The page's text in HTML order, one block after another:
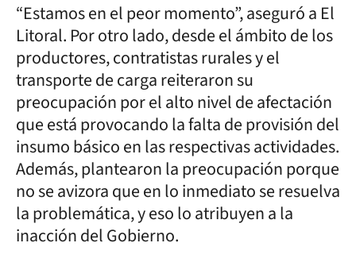
“Estamos en el peor momento”, aseguró a El
Litoral. Por otro lado, desde el ámbito de los
productores, contratistas rurales y el
transporte de carga reiteraron su
preocupación por el alto nivel de afectación
que está provocando la falta de provisión del
insumo básico en las respectivas actividades.
Además, plantearon la preocupación porque
no se avizora que en lo inmediato se resuelva
la problemática, y eso lo atribuyen a la
inacción del Gobierno.